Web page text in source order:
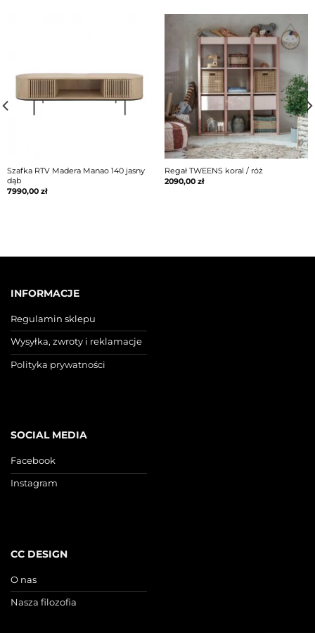
Szafka RTV Madera Manao 140 jasny
dąb
7990,00 zł
Regał TWEENS koral / róż
2090,00 zł
INFORMACJE
Regulamin sklepu
Wysyłka, zwroty i reklamacje
Polityka prywatności
SOCIAL MEDIA
Facebook
Instagram
CC DESIGN
O nas
Nasza filozofia